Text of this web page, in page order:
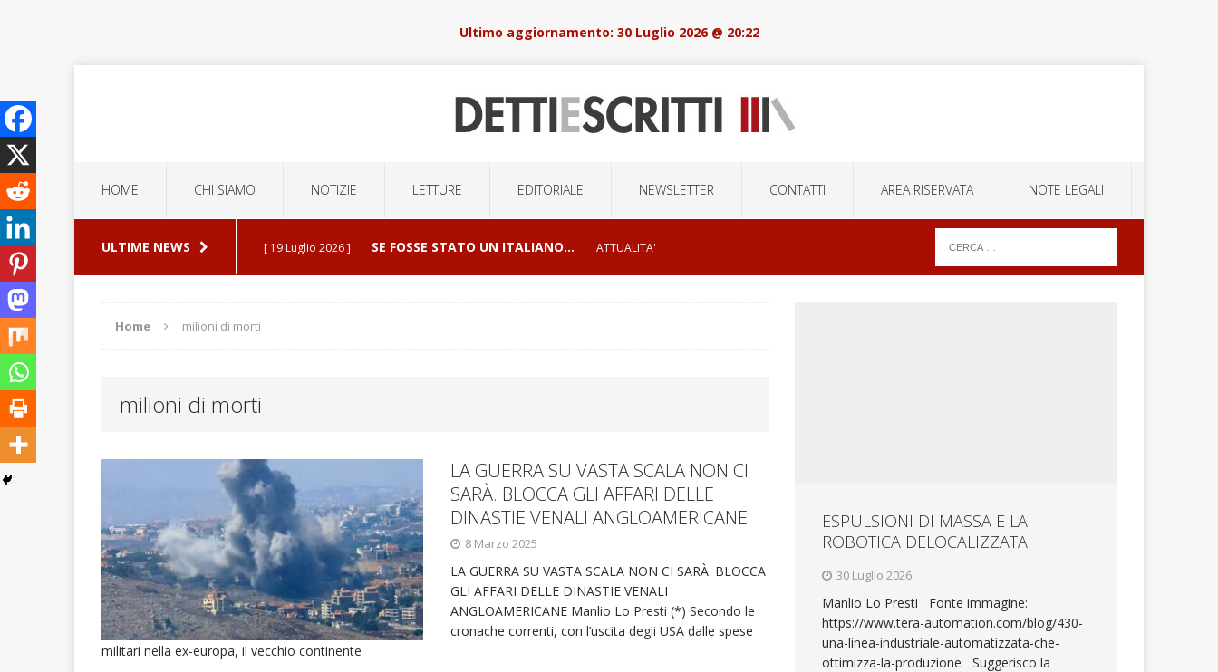
30 Luglio 2026 @ 20:22
HOME CHI SIAMO NOTIZIE LETTURE EDITORIALE NEWSLETTER CONTATTI AREA RISERVATA NOTE LEGALI
ULTIME NEWS [ 19 Luglio 2026 ] SE FOSSE STATO UN ITALIANO… ATTUALITA'
[ 5 Luglio 2026 ] ERRORI E ORRORI DELLE GUERRE CONFLITTI GEOPOLITICI
Home milioni di morti
milioni di morti
LA GUERRA SU VASTA SCALA NON CI
SARÀ. BLOCCA GLI AFFARI DELLE
DINASTIE VENALI ANGLOAMERICANE
8 Marzo 2025
LA GUERRA SU VASTA SCALA NON CI SARÀ. BLOCCA
GLI AFFARI DELLE DINASTIE VENALI
ANGLOAMERICANE Manlio Lo Presti (*) Secondo le
cronache correnti, con l’uscita degli USA dalle spese
militari nella ex-europa, il vecchio continente
ESPULSIONI DI MASSA E LA
ROBOTICA DELOCALIZZATA
30 Luglio 2026
Manlio Lo Presti Fonte immagine:
https://www.tera-automation.com/blog/430-
una-linea-industriale-automatizzata-che-
ottimizza-la-produzione Suggerisco la